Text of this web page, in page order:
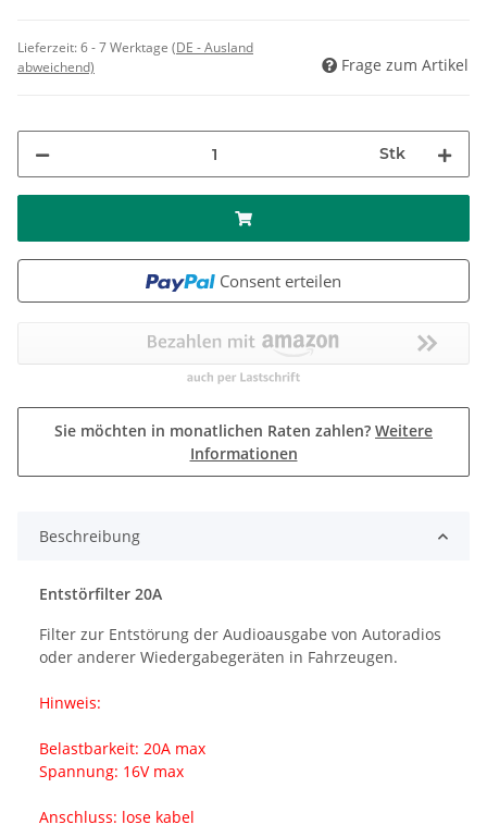
Lieferzeit:6 - 7 Werktage (DE - Ausland
abweichend)
Frage zum Artikel
Stk
Consent erteilen
Sie möchten in monatlichen Raten zahlen? Weitere
Informationen
Beschreibung
Entstörfilter 20A
Filter zur Entstörung der Audioausgabe von Autoradios
oder anderer Wiedergabegeräten in Fahrzeugen.
Hinweis:
Belastbarkeit: 20A max
Spannung: 16V max
Anschluss: lose kabel